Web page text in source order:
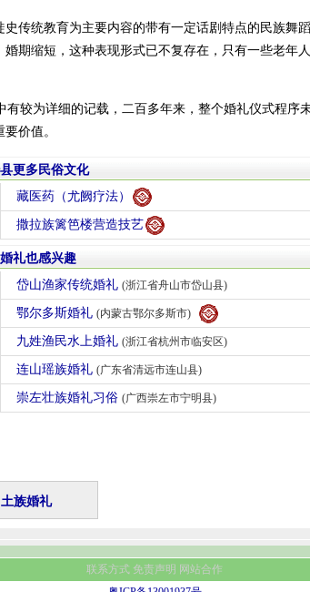
传统教育为主要内容的带有一定话剧特点的民族舞蹈
期缩短，这种表现形式已不复存在，只有一些老年
较为详细的记载，二百多年来，整个婚礼仪式程序
价值。
更多民俗文化
藏医药（尤阙疗法）
撒拉族篱笆楼营造技艺
礼也感兴趣
岱山渔家传统婚礼 (浙江省舟山市岱山县)
鄂尔多斯婚礼 (内蒙古鄂尔多斯市)
九姓渔民水上婚礼 (浙江省杭州市临安区)
连山瑶族婚礼 (广东省清远市连山县)
崇左壮族婚礼习俗 (广西崇左市宁明县)
族婚礼
联系方式 免责声明 网站合作